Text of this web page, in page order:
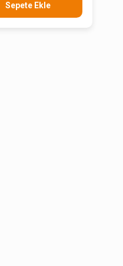
Sepete Ekle